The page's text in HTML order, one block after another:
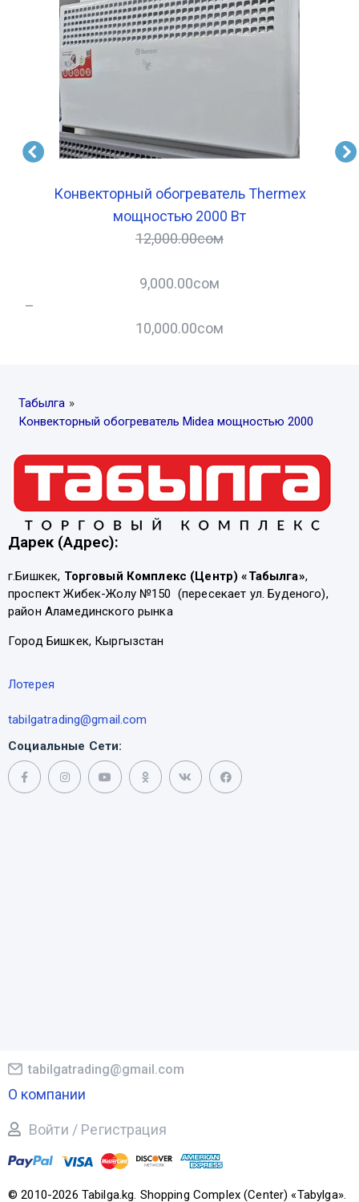
Конвекторный обогреватель Thermex
мощностью 2000 Вт
12,000.00сом
9,000.00сом
–
10,000.00сом
Табылга »
Конвекторный обогреватель Midea мощностью 2000
Дарек (Адрес):
г.Бишкек, Торговый Комплекс (Центр) «Табылга»,
проспект Жибек-Жолу №150 (пересекает ул. Буденого),
район Аламединского рынка
Город Бишкек, Кыргызстан
Лотерея
tabilgatrading@gmail.com
Социальные Сети:
© 2010-2026 Tabilga.kg. Shopping Complex (Center) «Tabylga».
tabilgatrading@gmail.com
О компании
Войти / Регистрация